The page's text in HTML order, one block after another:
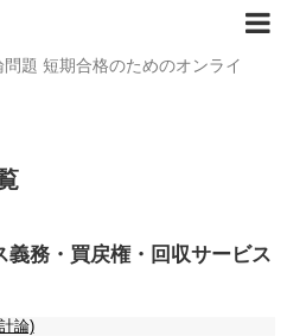
題 短期合格のためのオンライ
義務・買戻権・回収サービス
論)